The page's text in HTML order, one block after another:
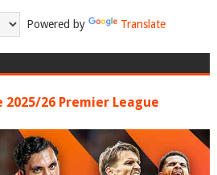
Powered by Translate
2025/26 Premier League